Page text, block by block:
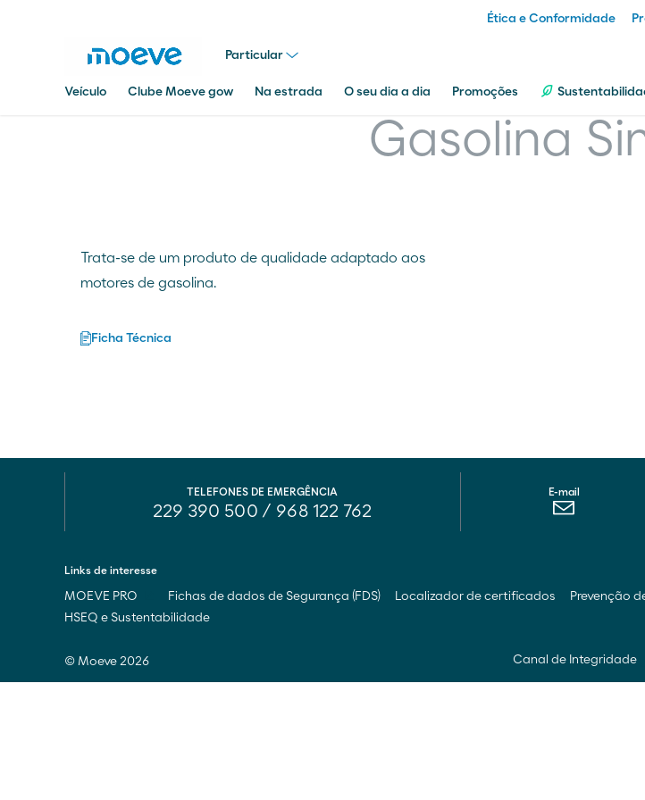
Ética e Conformidade
Particular
Veículo Clube Moeve gow Na estrada O seu dia a dia Promoções
Empresa
Gasolina
Trata-se de um produto de qualidade adaptado aos
motores de gasolina.
Ficha Técnica
TELEFONES DE EMERGÊNCIA
229 390 500 / 968 122 762
E-mail
Links de interesse
MOEVE PRO Fichas de dados de Segurança (FDS) Localizador de certificados
Prevenção
HSEQ e Sustentabilidade
© Moeve 2026 Canal de Integridade